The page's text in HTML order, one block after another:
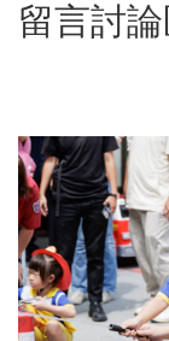
留言討論